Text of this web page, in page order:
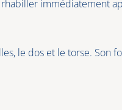
immédiatement
le dos et le torse. Son